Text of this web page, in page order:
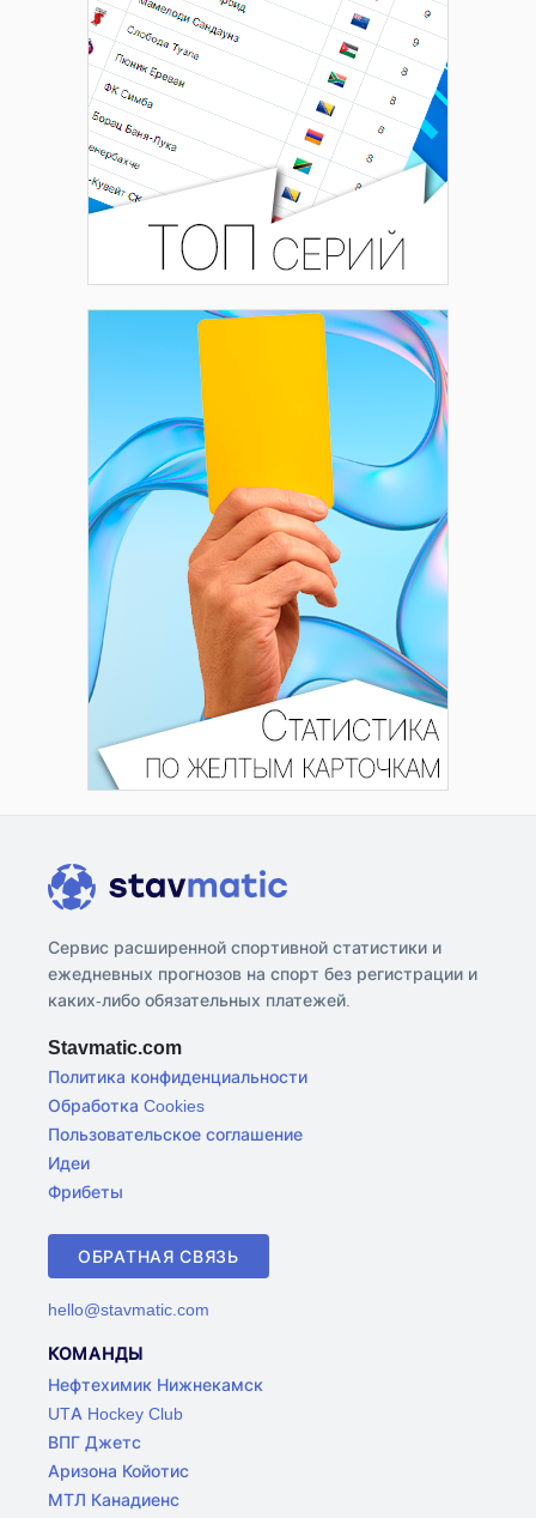
Сервис расширенной спортивной статистики и
ежедневных прогнозов на спорт без регистрации и
каких-либо обязательных платежей.
Stavmatic.com
Политика конфиденциальности
Обработка Cookies
Пользовательское соглашение
Идеи
Фрибеты
ОБРАТНАЯ СВЯЗЬ
hello@stavmatic.com
КОМАНДЫ
Нефтехимик Нижнекамск
UTA Hockey Club
ВПГ Джетс
Аризона Койотис
МТЛ Канадиенс